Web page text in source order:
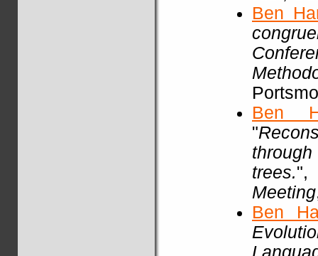
Ben
Ben
"
trees.
Meeting
Ben